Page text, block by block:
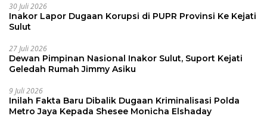
30 Juli 2026
Inakor Lapor Dugaan Korupsi di PUPR Provinsi Ke Kejati
Sulut
27 Juli 2026
Dewan Pimpinan Nasional Inakor Sulut, Suport Kejati
Geledah Rumah Jimmy Asiku
9 Juli 2026
Inilah Fakta Baru Dibalik Dugaan Kriminalisasi Polda
Metro Jaya Kepada Shesee Monicha Elshaday